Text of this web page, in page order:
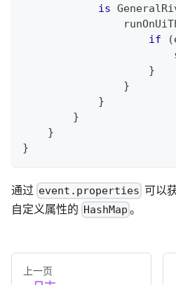
is
if
(
}
}
}
}
}
}
通过 event.properties 可以
自定义属性的 HashMap 。
上一页